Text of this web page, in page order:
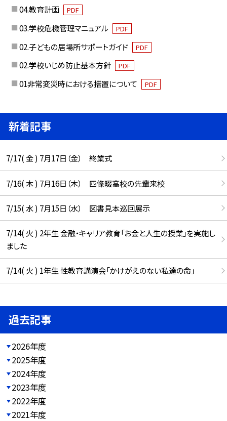
04.教育計画 PDF
03.学校危機管理マニュアル PDF
02.子どもの居場所サポートガイド PDF
02.学校いじめ防止基本方針 PDF
01非常変災時における措置について PDF
新着記事
7/17( 金 ) 7月17日（金） 終業式
7/16( 木 ) 7月16日（木） 四條畷高校の先輩来校
7/15( 水 ) 7月15日（水） 図書見本巡回展示
7/14( 火 ) 2年生 金融・キャリア教育「お金と人生の授業」を実施し
ました
7/14( 火 ) 1年生 性教育講演会「かけがえのない私達の命」
過去記事
2026年度
2025年度
2024年度
2023年度
2022年度
2021年度